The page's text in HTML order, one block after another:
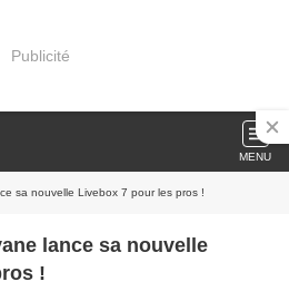
Publicité
MENU
sa nouvelle Livebox 7 pour les pros !
lance sa nouvelle
!